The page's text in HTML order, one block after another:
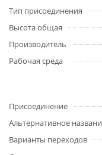
Тип присоединения
Высота общая
Производитель
Рабочая среда
Присоединение
Альтернативное
Варианты переходов